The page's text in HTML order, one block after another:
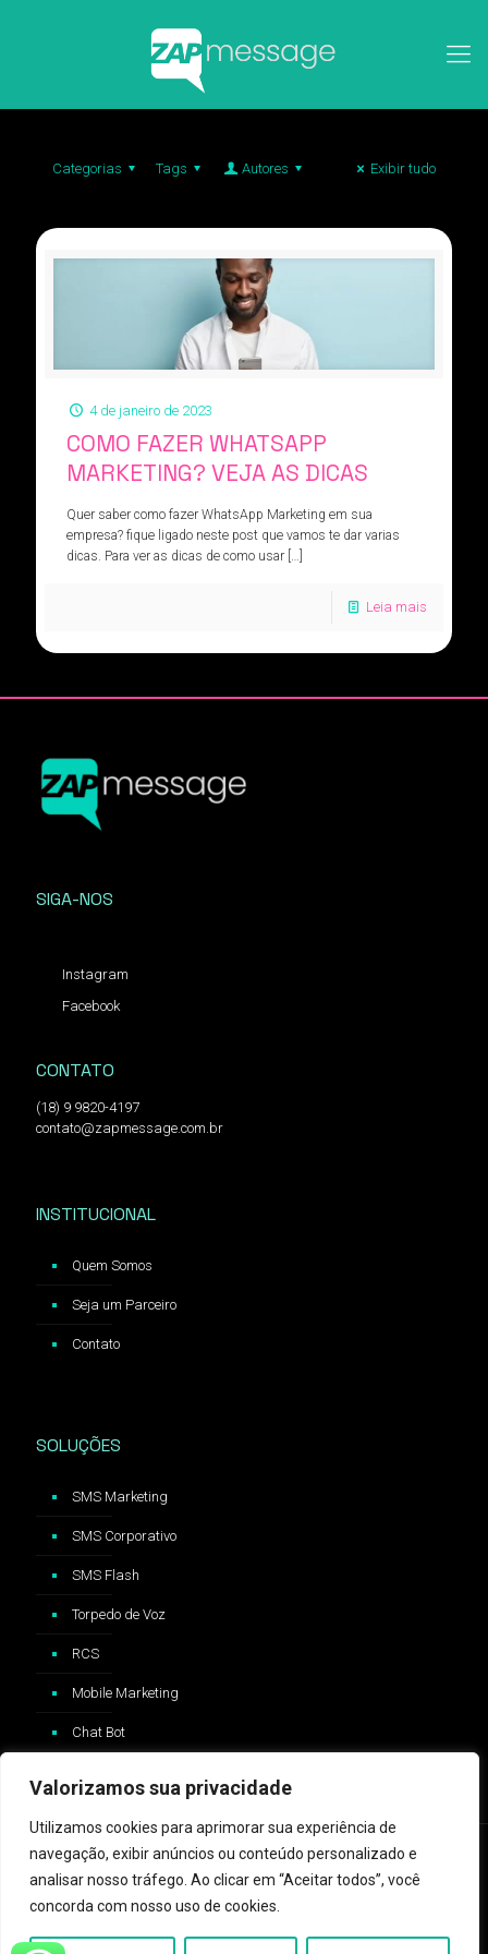
Valorizamos sua privacidade
Utilizamos cookies para aprimorar sua experiência de
navegação, exibir anúncios ou conteúdo personalizado e
analisar nosso tráfego. Ao clicar em “Aceitar todos”, você
concorda com nosso uso de cookies.
Categorias Tags Autores Exibir tudo
4 de janeiro de 2023
COMO FAZER WHATSAPP
MARKETING? VEJA AS DICAS
Quer saber como fazer WhatsApp Marketing em sua
empresa? fique ligado neste post que vamos te dar varias
dicas. Para ver as dicas de como usar[…]
Leia mais
SIGA-NOS
Instagram
Facebook
CONTATO
(18) 9 9820-4197
contato@zapmessage.com.br
INSTITUCIONAL
Quem Somos
Seja um Parceiro
Contato
SOLUÇÕES
SMS Marketing
SMS Corporativo
SMS Flash
Torpedo de Voz
RCS
Mobile Marketing
Chat Bot
propriedades da Whatsapp Inc™️ e não possui nenhum vínculo com